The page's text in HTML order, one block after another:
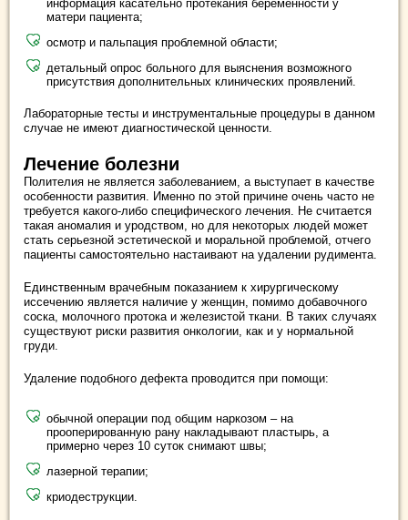
информация касательно протекания беременности у
матери пациента;
осмотр и пальпация проблемной области;
детальный опрос больного для выяснения возможного
присутствия дополнительных клинических проявлений.
Лабораторные тесты и инструментальные процедуры в данном
случае не имеют диагностической ценности.
Лечение болезни
Полителия не является заболеванием, а выступает в качестве
особенности развития. Именно по этой причине очень часто не
требуется какого-либо специфического лечения. Не считается
такая аномалия и уродством, но для некоторых людей может
стать серьезной эстетической и моральной проблемой, отчего
пациенты самостоятельно настаивают на удалении рудимента.
Единственным врачебным показанием к хирургическому
иссечению является наличие у женщин, помимо добавочного
соска, молочного протока и железистой ткани. В таких случаях
существуют риски развития онкологии, как и у нормальной
груди.
Удаление подобного дефекта проводится при помощи:
обычной операции под общим наркозом – на
прооперированную рану накладывают пластырь, а
примерно через 10 суток снимают швы;
лазерной терапии;
криодеструкции.